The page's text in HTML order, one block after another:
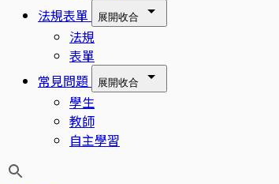
法規表單
展開收合
法規
表單
常見問題
展開收合
學生
教師
自主學習